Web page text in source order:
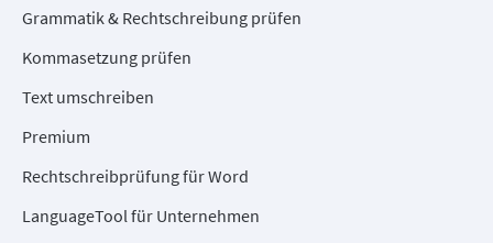
Grammatik & Rechtschreibung prüfen
Kommasetzung prüfen
Text umschreiben
Premium
Rechtschreibprüfung für Word
LanguageTool für Unternehmen